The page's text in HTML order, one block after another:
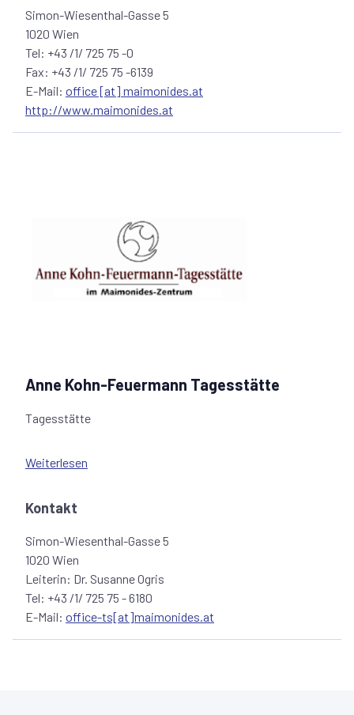
Bedürfnisse der Bewohnenden individuell einzugehen und
ihnen durch sehr gut ausgebildete sowie
hochprofessionell arbeitende Mitarbeitende eine optimale
medizinische, pflegerische, psychische und soziale
Betreuung angedeihen zu lassen. Gleichzeitig soll aber
auch die Selbständigkeit und Individualität der
Bewohnenden im geschützten Rahmen maximal
Simon-Wiesenthal-Gasse 5
1020 Wien
Tel: +43 /1/ 725 75 -0
Fax: +43 /1/ 725 75 -6139
E-Mail: office [at] maimonides.at
http://www.maimonides.at
Anne Kohn-Feuermann Tagesstätte
Tagesstätte
Die Tagesstätte, benannt nach ihrer geistigen Mutter
Wurde 1995 vom Witwen- und Waisenverein initiiert, um
Lebensführung in der eigenen Wohnung nicht aufgeben
möchten, tagsüber innerhalb der jüdischen Gemeinde
einen Ort der Zusammenkunft, Geborgenheit,
Unterstützung, aber auch Abwechslung und geistigen
Anregung bieten zu können
Weiterlesen
Kontakt
Simon-Wiesenthal-Gasse 5
1020 Wien
Leiterin: Dr. Susanne Ogris
Tel: +43 /1/ 725 75 - 6180
E-Mail: office-ts[at]maimonides.at